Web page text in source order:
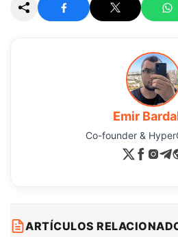
Emir
Co-founder &
ARTÍCULOS